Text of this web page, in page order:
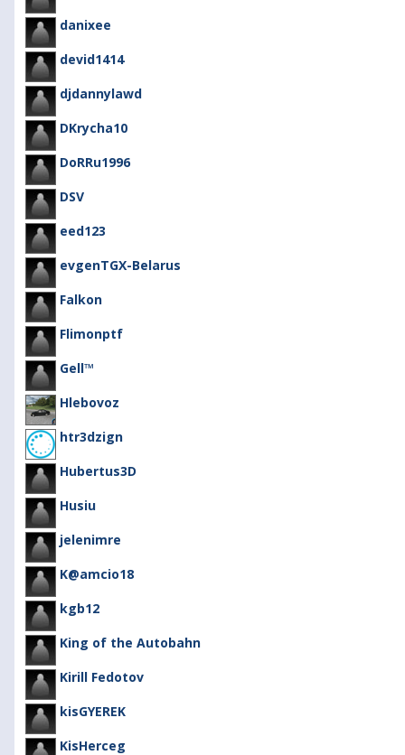
danixee
devid1414
djdannylawd
DKrycha10
DoRRu1996
DSV
eed123
evgenTGX-Belarus
Falkon
Flimonptf
Gell™
Hlebovoz
htr3dzign
Hubertus3D
Husiu
jelenimre
K@amcio18
kgb12
King of the Autobahn
Kirill Fedotov
kisGYEREK
KisHerceg